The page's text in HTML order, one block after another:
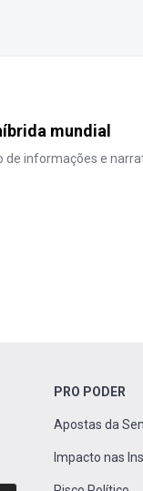
mundial
de informações e
PRO PODER
Apostas da
Impacto nas